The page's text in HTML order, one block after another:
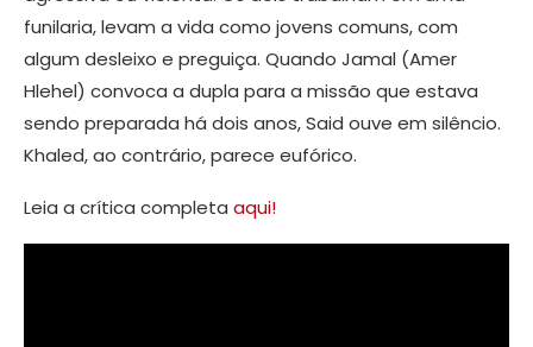
funilaria, levam a vida como jovens comuns, com
algum desleixo e preguiça. Quando Jamal (Amer
Hlehel) convoca a dupla para a missão que estava
sendo preparada há dois anos, Said ouve em silêncio.
Khaled, ao contrário, parece eufórico.
Leia a crítica completa aqui!